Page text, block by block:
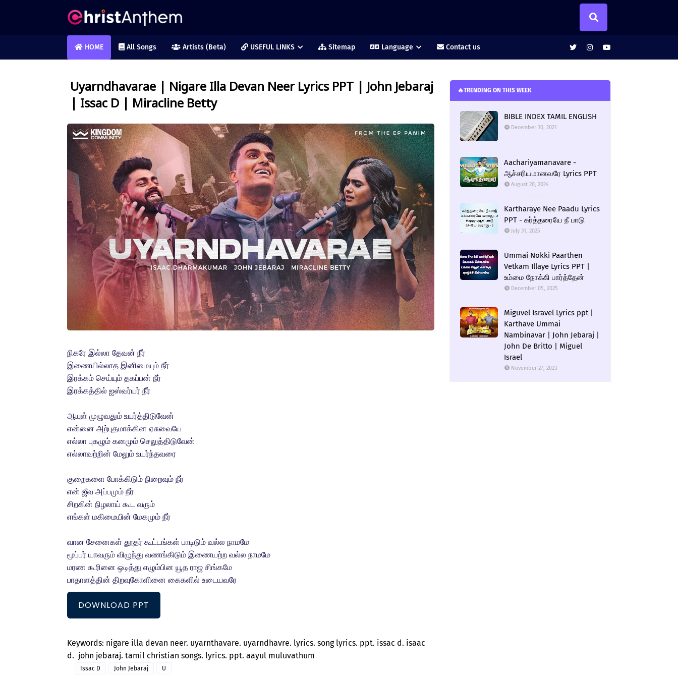
HOME All Songs Artists (Beta) USEFUL LINKS Sitemap Language Contact us
Uyarndhavarae | Nigare Illa Devan Neer Lyrics PPT | John Jebaraj
| Issac D | Miracline Betty
நிகரே இல்லா தேவன் நீர்
இணையில்லாத இனிமையும் நீர்
இரக்கம் செய்யும் தகப்பன் நீர்
இரக்கத்தில் ஐஸ்வர்யர் நீர்
ஆயுள் முழுவதும் உயர்த்திடுவேன்
என்னை அற்புதமாக்கின ஏசுவையே
எல்லா புகழும் கனமும் செலுத்திடுவேன்
எல்லாவற்றின் மேலும் உயர்ந்தவரை
குறைகளை போக்கிடும் நிறைவும் நீர்
என் ஜீவ அப்பமும் நீர்
சிறகின் நிழலாய் கூட வரும்
எங்கள் மகிமையின் மேகமும் நீர்
வான சேனைகள் தூதர் கூட்டங்கள் பாடிடும் வல்ல நாமமே
மூப்பர் யாவரும் விழுந்து வணங்கிடும் இணையற்ற வல்ல நாமமே
மரண கூரினை ஒடித்து எழும்பின யூத ராஜ சிங்கமே
பாதாளத்தின் திறவுகோளினை கைகளில் உடையவரே
DOWNLOAD PPT
Keywords: nigare illa devan neer. uyarnthavare. uyarndhavre. lyrics. song lyrics. ppt. issac d. isaac
d. john jebaraj. tamil christian songs. lyrics. ppt. aayul muluvathum
Issac D John Jebaraj U
🔥TRENDING ON THIS WEEK
BIBLE INDEX TAMIL ENGLISH
December 30, 2021
Aachariyamanavare -
ஆச்சரியமானவரே Lyrics PPT
August 20, 2024
Kartharaye Nee Paadu Lyrics
PPT - கர்த்தரையே நீ பாடு
July 31, 2025
Ummai Nokki Paarthen
Vetkam Illaye Lyrics PPT |
உம்மை நோக்கி பார்த்தேன்
December 05, 2025
Miguvel Isravel Lyrics ppt |
Karthave Ummai
Nambinavar | John Jebaraj |
John De Britto | Miguel
Israel
November 27, 2023